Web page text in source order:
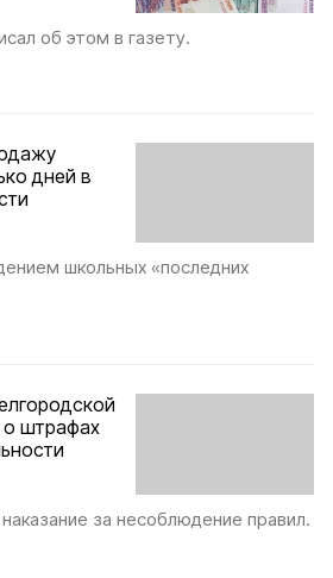
об этом в газету.
дней в
школьных «последних
о штрафах
за несоблюдение правил.